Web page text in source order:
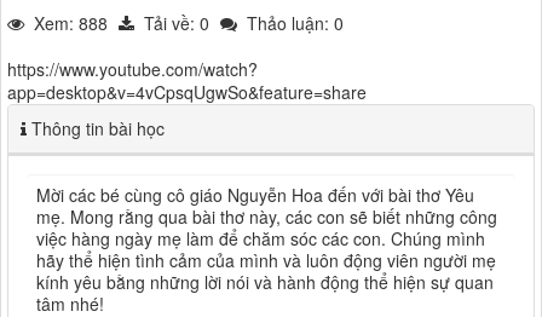
Xem: 888 Tải về: 0
Thảo luận: 0
https://www.youtube.com/watch?
app=desktop&v=4vCpsqUgwSo&feature=share
Thông tin bài học
Mời các bé cùng cô giáo Nguyễn Hoa đến với bài thơ Yêu
mẹ. Mong rằng qua bài thơ này, các con sẽ biết những công
việc hàng ngày mẹ làm để chăm sóc các con. Chúng mình
hãy thể hiện tình cảm của mình và luôn động viên người mẹ
kính yêu bằng những lời nói và hành động thể hiện sự quan
tâm nhé!